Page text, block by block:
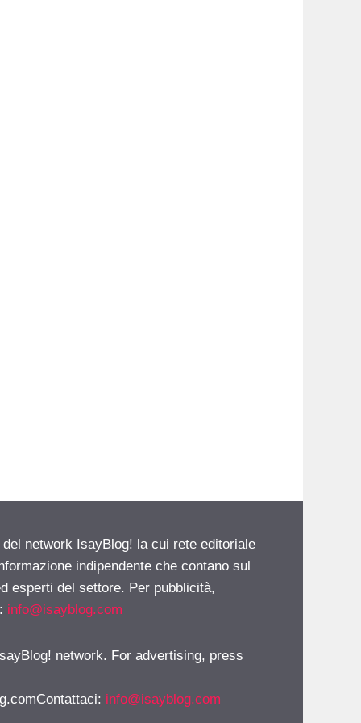
del network IsayBlog! la cui rete editoriale
indipendente che contano sul
esperti del settore. Per pubblicità,
info@isayblog.com
network. For advertising, press
: info@isayblog.com